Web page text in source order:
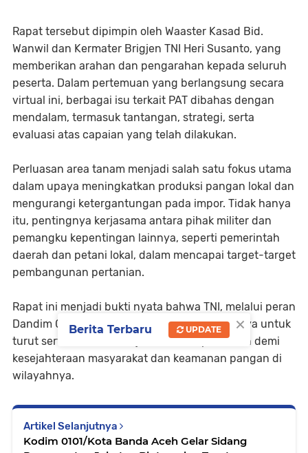
Rapat tersebut dipimpin oleh Waaster Kasad Bid.
Wanwil dan Kermater Brigjen TNI Heri Susanto, yang
memberikan arahan dan pengarahan kepada seluruh
peserta. Dalam pertemuan yang berlangsung secara
virtual ini, berbagai isu terkait PAT dibahas dengan
mendalam, termasuk tantangan, strategi, serta
evaluasi atas capaian yang telah dilakukan.
Perluasan area tanam menjadi salah satu fokus utama
dalam upaya meningkatkan produksi pangan lokal dan
mengurangi ketergantungan pada impor. Tidak hanya
itu, pentingnya kerjasama antara pihak militer dan
pemangku kepentingan lainnya, seperti pemerintah
daerah dan petani lokal, dalam mencapai target-target
pembangunan pertanian.
Rapat ini menjadi bukti nyata bahwa TNI, melalui peran
Dandim 0101/Kota Banda Aceh, terus berupaya untuk
turut serta dalam memajukan sektor pertanian demi
kesejahteraan masyarakat dan keamanan pangan di
wilayahnya.
Artikel Selanjutnya
Kodim 0101/Kota Banda Aceh Gelar Sidang
×
Berita Terbaru UPDATE